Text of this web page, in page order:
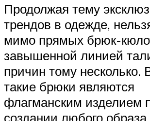
Продолжая тему
трендов в одежде,
мимо прямых брюк-
завышенной линией
причин тому несколько.
такие брюки являются
флагманским изделием
создании любого